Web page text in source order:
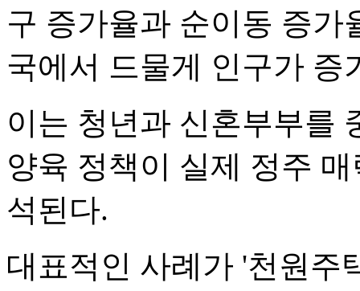
구 증가율과 순이동 증가
국에서 드물게 인구가 증
이는 청년과 신혼부부를
양육 정책이 실제 정주
석된다.
대표적인 사례가 '천원주